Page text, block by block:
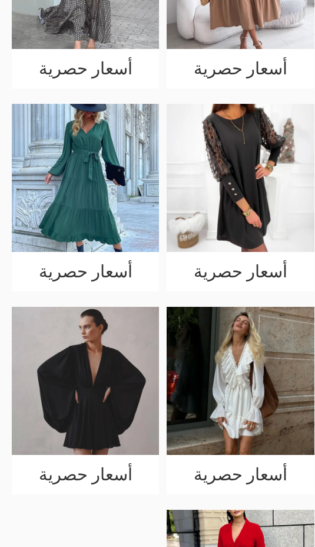
أسعار حصرية أسعار حصرية
أسعار حصرية أسعار حصرية
أسعار حصرية أسعار حصرية